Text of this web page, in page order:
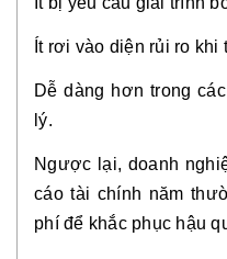
Ít rơi vào diện rủi ro khi
Dễ dàng hơn trong
lý.
Ngược lại, doanh
cáo tài chính năm
phí để khắc phục hậu